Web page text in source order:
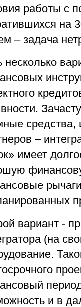
работы с
на
– задача
несколько
–
имеет
вариант -
(на
и в